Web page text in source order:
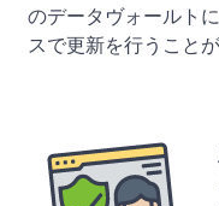
のデータヴォールト
スで更新を行うこと